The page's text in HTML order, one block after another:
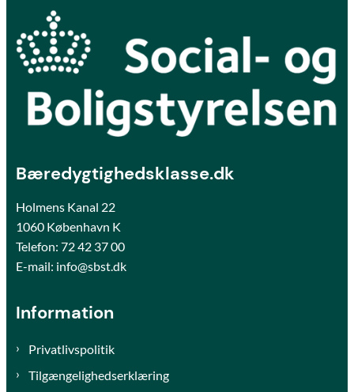
Bæredygtighedsklasse.dk
Holmens Kanal 22
1060 København K
Telefon: 72 42 37 00
E-mail: info@sbst.dk
Information
Privatlivspolitik
Tilgængelighedserklæring